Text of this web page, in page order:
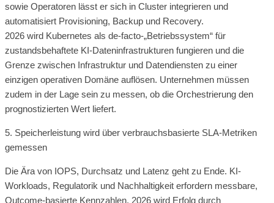
sowie Operatoren lässt er sich in Cluster integrieren und
automatisiert Provisioning, Backup und Recovery.
2026 wird Kubernetes als de-facto-„Betriebssystem“ für
zustandsbehaftete KI-Dateninfrastrukturen fungieren und die
Grenze zwischen Infrastruktur und Datendiensten zu einer
einzigen operativen Domäne auflösen. Unternehmen müssen
zudem in der Lage sein zu messen, ob die Orchestrierung den
prognostizierten Wert liefert.
5. Speicherleistung wird über verbrauchsbasierte SLA-Metriken
gemessen
Die Ära von IOPS, Durchsatz und Latenz geht zu Ende. KI-
Workloads, Regulatorik und Nachhaltigkeit erfordern messbare,
Outcome-basierte Kennzahlen. 2026 wird Erfolg durch